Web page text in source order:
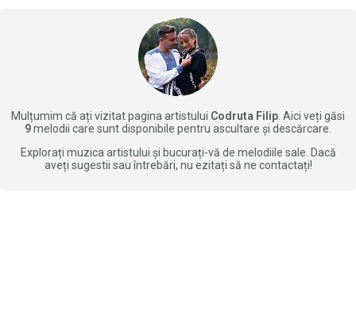
Mulțumim că ați vizitat pagina artistului Codruta Filip . Aici veți găsi
9melodii care sunt disponibile pentru ascultare și descărcare.
Explorați muzica artistului și bucurați-vă de melodiile sale. Dacă
aveți sugestii sau întrebări, nu ezitați să ne contactați!